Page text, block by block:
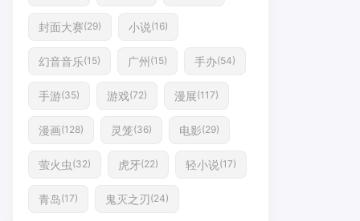
封面大赛(29) 小说(16)
幻音音乐(15) 广州 (15) 手办(54)
手游(35) 游戏(72) 漫展(117)
漫画(128) 灵笼(36) 电影(29)
萤火虫 (32) 虎牙(22) 轻小说(17)
青岛(17) 鬼灭之刃(24)